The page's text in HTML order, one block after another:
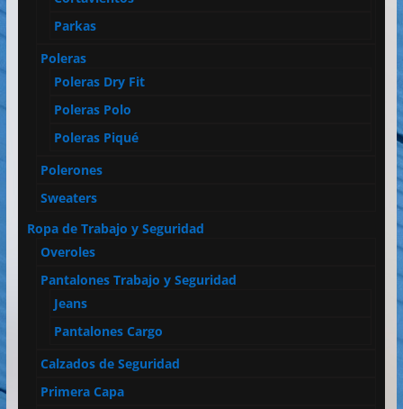
Parkas
Poleras
Poleras Dry Fit
Poleras Polo
Poleras Piqué
Polerones
Sweaters
Ropa de Trabajo y Seguridad
Overoles
Pantalones Trabajo y Seguridad
Jeans
Pantalones Cargo
Calzados de Seguridad
Primera Capa